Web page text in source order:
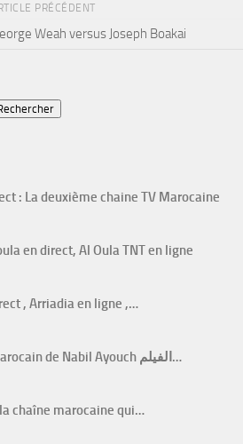
PRÉCÉDENT
Weah versus Joseph Boakai
: La deuxième chaine TV Marocaine
en direct, Al Oula TNT en ligne
, Arriadia en ligne ,…
Zin Li Fik Le film Marocain de Nabil Ayouch الفيلم…
chaîne marocaine qui…